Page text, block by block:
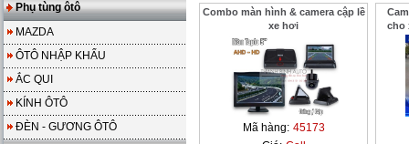
Phụ tùng ôtô
MAZDA
ÔTÔ NHẬP KHẨU
ẮC QUI
KÍNH ÔTÔ
ĐÈN - GƯƠNG ÔTÔ
Combo màn hình & camera cập lề
xe hơi
Mã hàng: 45173
cho